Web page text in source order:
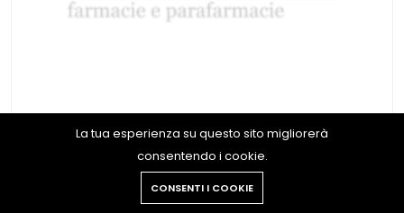
La tua esperienza su questo sito migliorerà
consentendo i cookie.
CONSENTI I COOKIE